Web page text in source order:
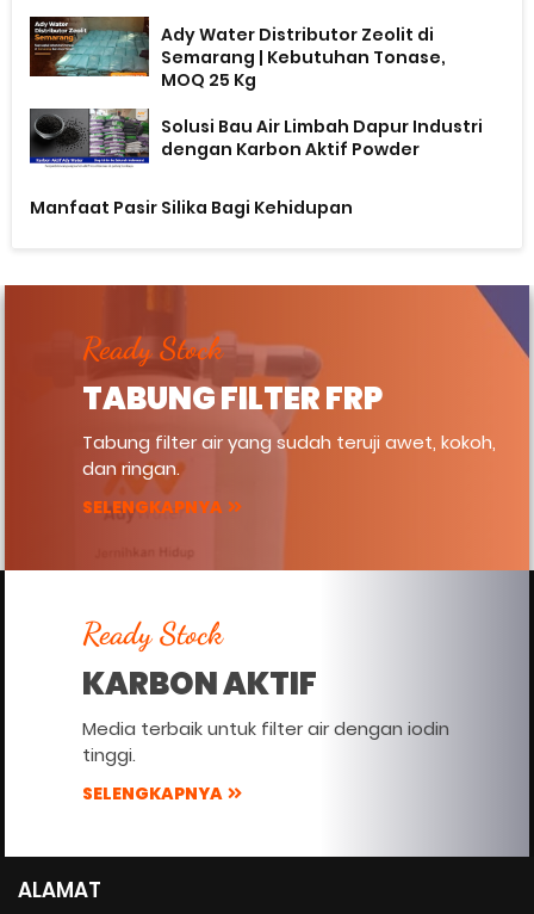
Ady Water Distributor Zeolit di
Semarang | Kebutuhan Tonase,
MOQ 25 Kg
Solusi Bau Air Limbah Dapur Industri
dengan Karbon Aktif Powder
Manfaat Pasir Silika Bagi Kehidupan
Ready Stock
TABUNG FILTER FRP
Tabung filter air yang sudah teruji awet, kokoh,
dan ringan.
SELENGKAPNYA
Ready Stock
KARBON AKTIF
Media terbaik untuk filter air dengan iodin
tinggi.
SELENGKAPNYA
ALAMAT